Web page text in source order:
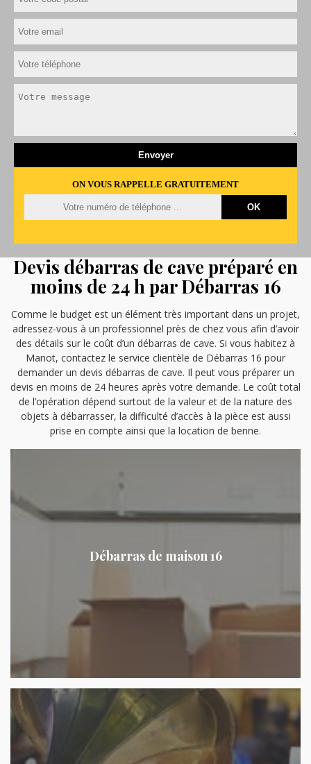
ON VOUS RAPPELLE GRATUITEMENT
Devis débarras de cave préparé en
moins de 24 h par Débarras 16
Comme le budget est un élément très important dans un projet,
adressez-vous à un professionnel près de chez vous afin d’avoir
des détails sur le coût d’un débarras de cave. Si vous habitez à
Manot, contactez le service clientèle de Débarras 16 pour
demander un devis débarras de cave. Il peut vous préparer un
devis en moins de 24 heures après votre demande. Le coût total
de l’opération dépend surtout de la valeur et de la nature des
objets à débarrasser, la difficulté d’accès à la pièce est aussi
prise en compte ainsi que la location de benne.
Débarras de maison 16